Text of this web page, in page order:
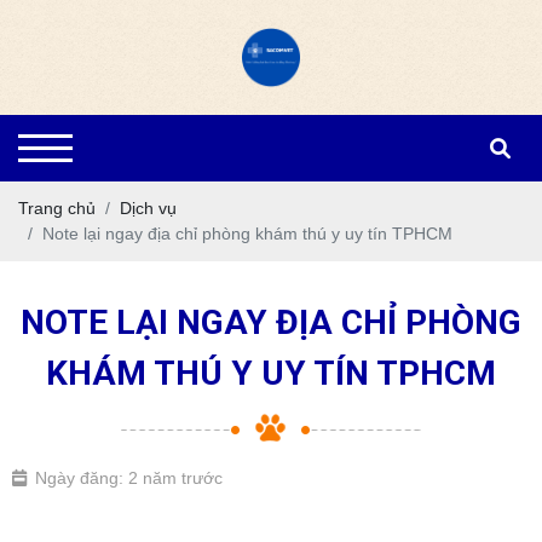
Trang chủ
Dịch vụ
Note lại ngay địa chỉ phòng khám thú y uy tín TPHCM
NOTE LẠI NGAY ĐỊA CHỈ PHÒNG
KHÁM THÚ Y UY TÍN TPHCM
Ngày đăng: 2 năm trước